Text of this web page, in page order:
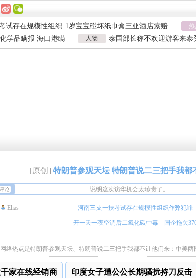
试存在规模性组织
924元
空调后二氧化碳中 国企拖欠3700万致市政工程停工
妈妈突然产女
儿子举报身价上亿父亲说家已破碎
试存在规模性组织 1岁宝宝碰坏纸巾盒三亚酒店索赔
热
学品瞒报 海口港瞒
人物
泰国部长称不欢迎游客来泰
泰国部长争议发言
[原创] 特朗普参观天坛 特朗普说二三把手我都
论
回去川普不会在美国也盖一座吧。
圆地方”的古老宇宙观。
说明这次访华机会太珍贵了。
回去川普不会在美国也盖一座吧。
天坛的整体布局外方内圆，象征着“天
圆地方”的古老宇宙观。
Elias 河南三支一扶考试存在规模性组织作弊犯罪
开一天一夜空调后二氧化碳中毒 国企拖欠
络热点是特朗普参观天坛、特朗普说二三把手我都不让他们来：中美
家在线经销商 印度女子遭公公长期骚扰持刀反击